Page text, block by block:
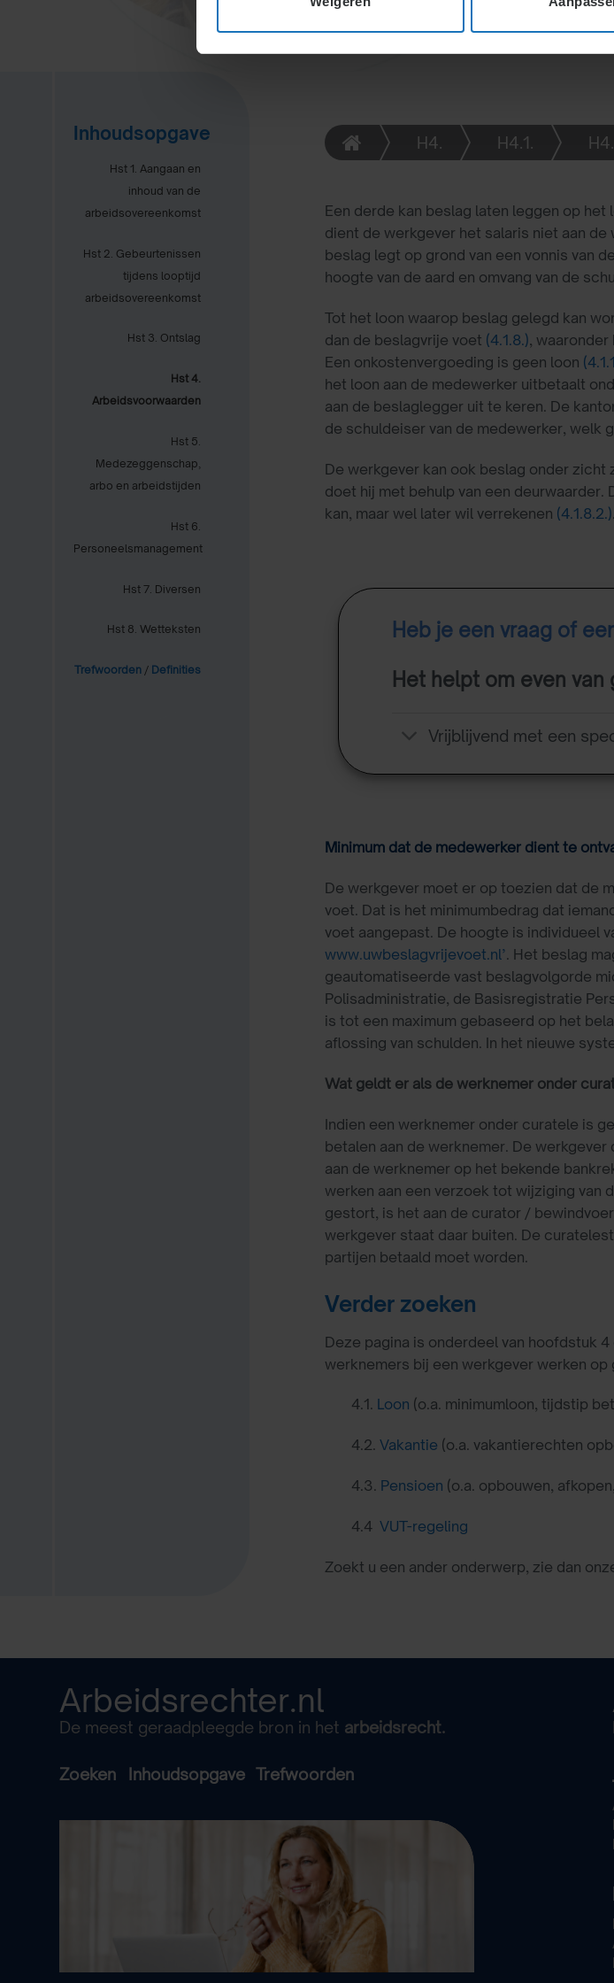
Inhoudsopgave
Hst 1. Aangaan en
inhoud van de
arbeidsovereenkomst
Hst 2. Gebeurtenissen
tijdens looptijd
arbeidsovereenkomst
Hst 3. Ontslag
Hst 4.
Arbeidsvoorwaarden
Hst 5.
Medezeggenschap,
arbo en arbeidstijden
Hst 6.
Personeelsmanagement
Hst 7. Diversen
Hst 8. Wetteksten
Trefwoorden / Definities
H4. H4.1.
Een derde kan beslag laten leggen op
dient de werkgever het salaris niet aan
beslag legt op grond van een vonnis van
hoogte van de aard en omvang van de
Tot het loon waarop beslag gelegd kan
dan de beslagvrije voet (4.1.8.),
Een onkostenvergoeding is geen loon
het loon aan de medewerker uitbetaalt
aan de beslaglegger uit te keren. De
de schuldeiser van de medewerker, welk
De werkgever kan ook beslag onder
doet hij met behulp van een
kan, maar wel later wil verrekenen (4.1.8.2.).
Heb je een vraag of
Het helpt om even
Vrijblijvend met een
Minimum dat de medewerker dient te
De werkgever moet er op toezien dat de
voet. Dat is het minimumbedrag dat
voet aangepast. De hoogte is individueel
www.uwbeslagvrijevoet.nl’. Het beslag
geautomatiseerde vast beslagvolgorde
Polisadministratie, de Basisregistratie
is tot een maximum gebaseerd op het
aflossing van schulden. In het nieuwe
Wat geldt er als de werknemer onder
Indien een werknemer onder curatele is
betalen aan de werknemer. De
aan de werknemer op het bekende
werken aan een verzoek tot wijziging van
gestort, is het aan de curator /
werkgever staat daar buiten. De
partijen betaald moet worden.
Verder zoeken
Deze pagina is onderdeel van hoofdstuk
werknemers bij een werkgever werken
4.1. Loon (o.a. minimumloon, tijdstip
4.2. Vakantie (o.a. vakantierechten
4.3. Pensioen (o.a. opbouwen,
4.4 VUT-regeling
Zoekt u een ander onderwerp, zie dan
Arbeidsrechter.nl
De meest geraadpleegde bron in het arbeidsrecht.
Zoeken Inhoudsopgave Trefwoorden